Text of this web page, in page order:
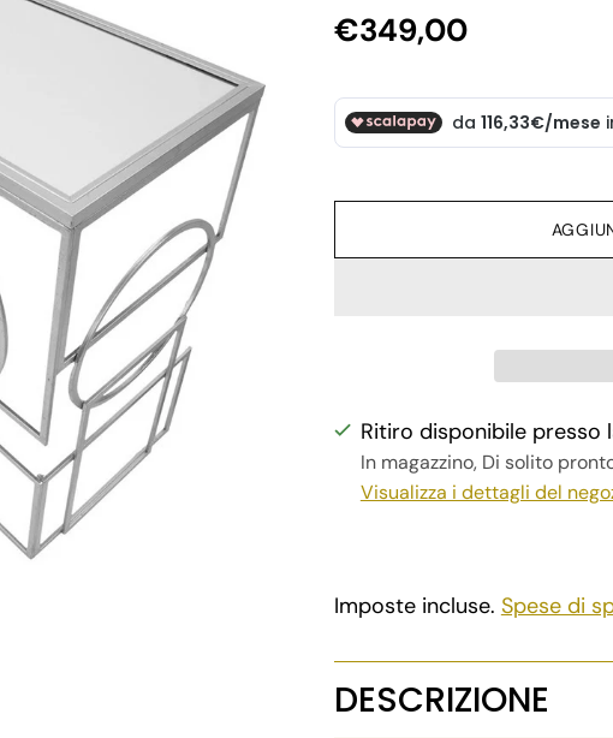
Prezzo
listino
€349,00
Ritiro disponibile presso
In magazzino, Di solito
Visualizza i dettagli del
Imposte incluse. Spese di
DESCRIZIONE